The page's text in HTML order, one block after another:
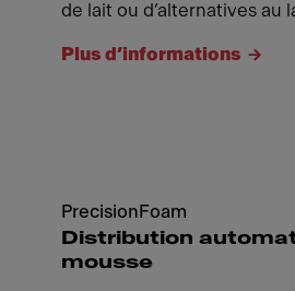
de lait ou d’alternatives au
Plus d’informations
PrecisionFoam
Distribution
mousse